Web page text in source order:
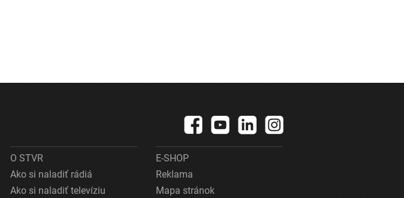
O STVR
Ako si naladiť rádiá
Ako si naladiť televíziu
E-SHOP
Reklama
Mapa stránok